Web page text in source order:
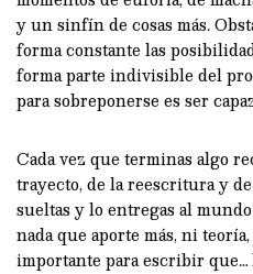
y un sinfín de cosas más.
forma constante las
forma parte indivisible del
para sobreponerse es ser
Cada vez que terminas algo
trayecto, de la reescritura y
sueltas y lo entregas al
nada que aporte más, ni
importante para escribir